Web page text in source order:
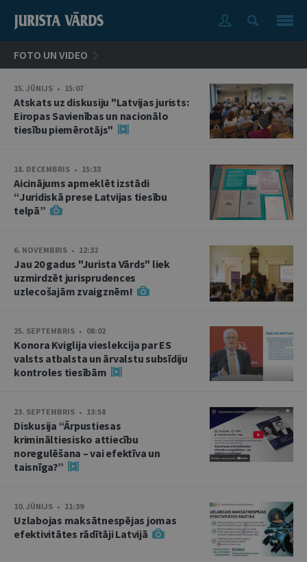
FOTO UN VIDEO
15. JŪNIJS • 15:07
Atskats uz diskusiju "Latvijas jurists:
Eiropas Savienības un nacionālo
tiesību piemērotājs"
18. DECEMBRIS • 15:33
Aicinājums apmeklēt izstādi
“Juridiskā prese Latvijas tiesību
telpā”
6. NOVEMBRIS • 12:32
Jau 20 gadus "Jurista Vārds" liek
uzmirdzēt jurisprudences
uzlecošajām zvaigznēm!
25. SEPTEMBRIS • 08:02
Konora Kviglija vieslekcija par ES
valsts atbalsta un ārvalstu subsīdiju
kontroles tiesībām
23. SEPTEMBRIS • 13:58
Diskusija “Ārpustiesas
krimināltiesisko attiecību
noregulēšana – vai efektīva un
taisnīga?”
10. JŪNIJS • 11:39
Uzlabojas maksātnespējas jomas
efektivitātes rādītāji Latvijā